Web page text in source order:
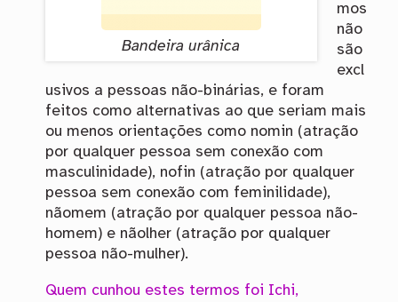
Bandeira urânica
mos
não
são
excl
usivos a pessoas não-binárias, e foram
feitos como alternativas ao que seriam mais
ou menos orientações como nomin (atração
por qualquer pessoa sem conexão com
masculinidade), nofin (atração por qualquer
pessoa sem conexão com feminilidade),
nãomem (atração por qualquer pessoa não-
homem) e nãolher (atração por qualquer
pessoa não-mulher).
Quem cunhou estes termos foi Ichi,